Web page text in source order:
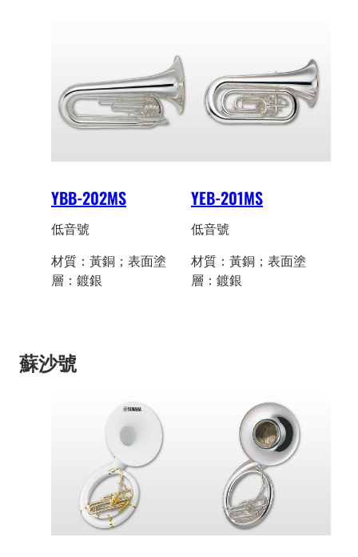
YBB-202MS
低音號
材質：黃銅；表面塗
層：鍍銀
YEB-201MS
低音號
材質：黃銅；表面塗
層：鍍銀
蘇沙號